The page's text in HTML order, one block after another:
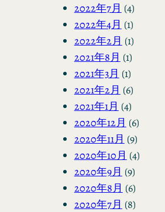
2022年7月 (4)
2022年4月 (1)
2022年2月 (1)
2021年8月 (1)
2021年3月 (1)
2021年2月 (6)
2021年1月 (4)
2020年12月 (6)
2020年11月 (9)
2020年10月 (4)
2020年9月 (9)
2020年8月 (6)
2020年7月 (8)